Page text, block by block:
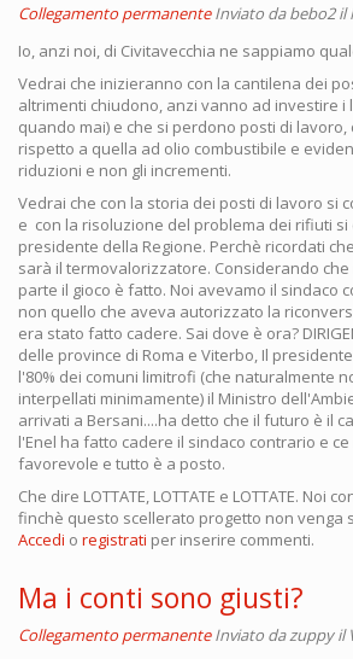
Collegamento permanente Inviato dabebo2il
Io, anzi noi, di Civitavecchia ne sappiamo
Vedrai che inizieranno con la cantilena dei
altrimenti chiudono, anzi vanno ad investire i
quando mai) e che si perdono posti di
rispetto a quella ad olio combustibile e
riduzioni e non gli incrementi.
Vedrai che con la storia dei posti di lavoro si
e con la risoluzione del problema dei rifiuti si
presidente della Regione. Perchè ricordati
sarà il termovalorizzatore. Considerando
parte il gioco è fatto. Noi avevamo il sindaco
non quello che aveva autorizzato la
era stato fatto cadere. Sai dove è ora?
delle province di Roma e Viterbo, Il
l'80% dei comuni limitrofi (che naturalmente
interpellati minimamente) il Ministro
arrivati a Bersani....ha detto che il futuro è il
l'Enel ha fatto cadere il sindaco contrario e
favorevole e tutto è a posto.
Che dire LOTTATE, LOTTATE e LOTTATE. Noi
finchè questo scellerato progetto non venga
Accedi o registrati per inserire commenti.
Ma i conti sono giusti?
Collegamento permanente Inviato dazuppyil